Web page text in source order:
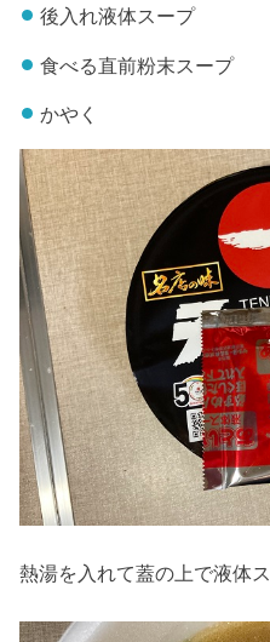
後入れ液体スープ
食べる直前粉末スープ
かやく
熱湯を入れて蓋の上で液体